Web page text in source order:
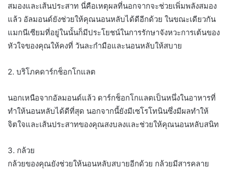
สมองและเส้นประสาท นี่คือเหตุผลที่นอกจากจะช่วยเพิ่มพลังสมอง
แล้ว อัลมอนด์ยังช่วยให้คุณนอนหลับได้ดีอีกด้วย ในขณะเดียวกัน
แมกนีเซียมที่อยู่ในนั้นก็มีประโยชน์ในการรักษาจังหวะการเต้นของ
หัวใจของคุณให้คงที่ วันละกำมือและนอนหลับให้สบาย
2. บริโภคดาร์กช็อกโกแลต
นอกเหนือจากอัลมอนด์แล้ว ดาร์กช็อกโกแลตเป็นหนึ่งในอาหารที่
ทำให้นอนหลับได้ดีที่สุด นอกจากนี้ยังมีเซโรโทนินซึ่งมีผลทำให้
จิตใจและเส้นประสาทของคุณสงบลงและช่วยให้คุณนอนหลับสนิท
3. กล้วย
กล้วยของคุณยังช่วยให้นอนหลับสบายอีกด้วย กล้วยมีสารคลาย